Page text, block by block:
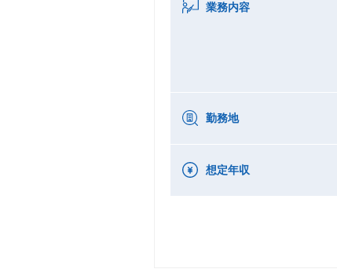
業務内容
勤務地
想定年収